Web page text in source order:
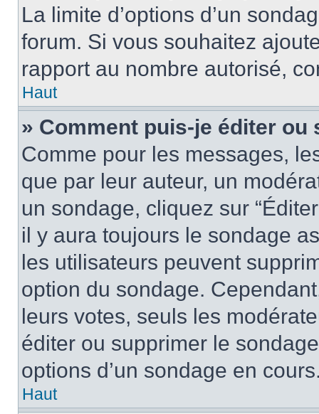
La limite d’options d’un
forum. Si vous souhaitez
rapport au nombre autorisé,
Haut
» Comment puis-je éditer ou
Comme pour les messages,
que par leur auteur, un
un sondage, cliquez sur
il y aura toujours le sondage
les utilisateurs peuvent
option du sondage.
leurs votes, seuls les
éditer ou supprimer le
options d’un sondage en
Haut